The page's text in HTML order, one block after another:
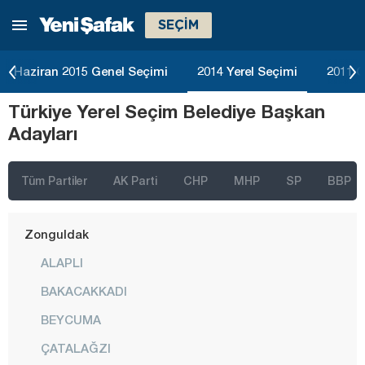
SEÇİM
Haziran 2015 Genel Seçimi 2014 Yerel Seçimi 2011
Türkiye Yerel Seçim Belediye Başkan
Adayları
Tüm Partiler AK Parti CHP MHP SP BBP
Tokat
Uşak
Van
Yozgat
Zonguldak
ALAPLI
BAKACAKKADI
BEYCUMA
ÇATALAĞZI